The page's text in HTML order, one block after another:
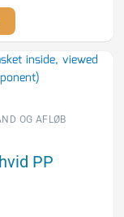
OG AFLØB
PP